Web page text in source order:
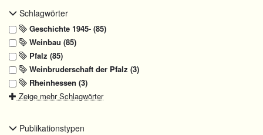
Schlagwörter
Geschichte 1945- (85)
Weinbau (85)
Pfalz (85)
Weinbruderschaft der Pfalz (3)
Rheinhessen (3)
Zeige mehr Schlagwörter
Publikationstypen